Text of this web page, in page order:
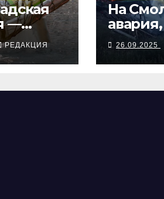
—
от
РЕДАКЦИЯ
На
взрыв
26.09.2025